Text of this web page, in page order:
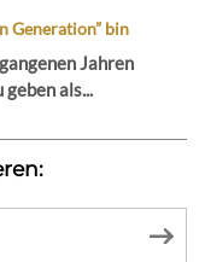
Generation” bin
Jahren
als...